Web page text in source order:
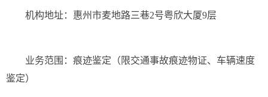
机构地址：惠州市麦地路三巷2号粤欣大厦9层
业务范围：痕迹鉴定（限交通事故痕迹物证、车辆速度
鉴定）